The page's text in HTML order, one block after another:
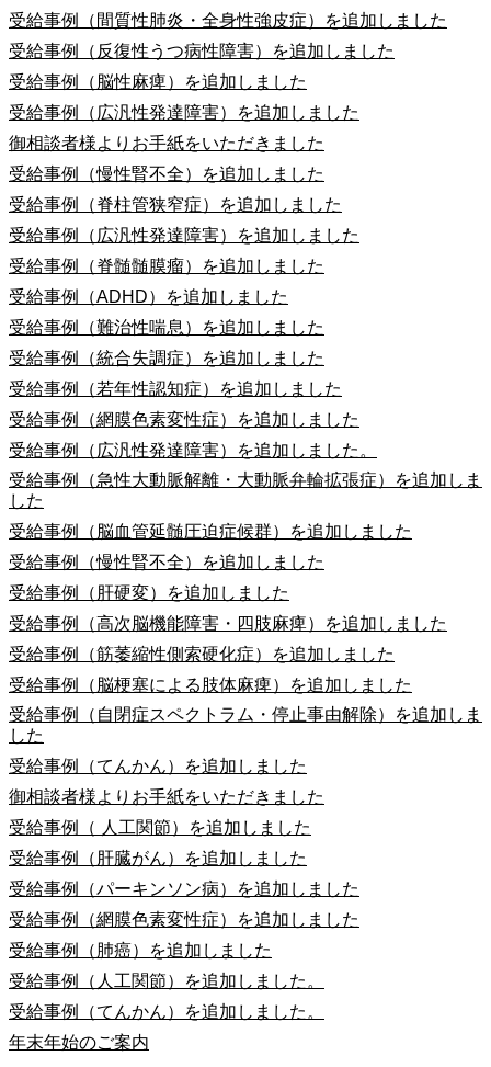
受給事例（間質性肺炎・全身性強皮症）を追加しました
受給事例（反復性うつ病性障害）を追加しました
受給事例（脳性麻痺）を追加しました
受給事例（広汎性発達障害）を追加しました
御相談者様よりお手紙をいただきました
受給事例（慢性腎不全）を追加しました
受給事例（脊柱管狭窄症）を追加しました
受給事例（広汎性発達障害）を追加しました
受給事例（脊髄髄膜瘤）を追加しました
受給事例（ADHD）を追加しました
受給事例（難治性喘息）を追加しました
受給事例（統合失調症）を追加しました
受給事例（若年性認知症）を追加しました
受給事例（網膜色素変性症）を追加しました
受給事例（広汎性発達障害）を追加しました。
受給事例（急性大動脈解離・大動脈弁輪拡張症）を追加しま
した
受給事例（脳血管延髄圧迫症候群）を追加しました
受給事例（慢性腎不全）を追加しました
受給事例（肝硬変）を追加しました
受給事例（高次脳機能障害・四肢麻痺）を追加しました
受給事例（筋萎縮性側索硬化症）を追加しました
受給事例（脳梗塞による肢体麻痺）を追加しました
受給事例（自閉症スペクトラム・停止事由解除）を追加しま
した
受給事例（てんかん）を追加しました
御相談者様よりお手紙をいただきました
受給事例（ 人工関節）を追加しました
受給事例（肝臓がん）を追加しました
受給事例（パーキンソン病）を追加しました
受給事例（網膜色素変性症）を追加しました
受給事例（肺癌）を追加しました
受給事例（人工関節）を追加しました。
受給事例（てんかん）を追加しました。
年末年始のご案内